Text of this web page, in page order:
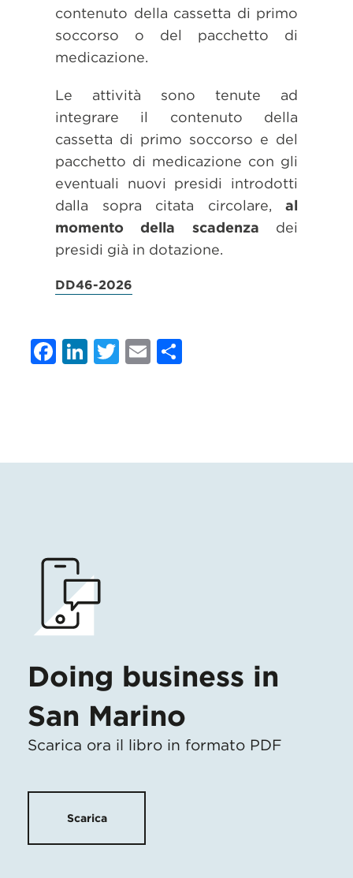
contenuto della cassetta di primo
soccorso o del pacchetto di
medicazione.
Le attività sono tenute ad
integrare il contenuto della
cassetta di primo soccorso e del
pacchetto di medicazione con gli
eventuali nuovi presidi introdotti
dalla sopra citata circolare, al
momento della scadenza dei
presidi già in dotazione.
DD46-2026
Facebook
LinkedIn
Twitter
Email
Doing business in
San Marino
Scarica ora il libro in formato PDF
Scarica